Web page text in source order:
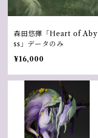
森田悠揮「Heart of Aby
ss」データのみ
¥16,000